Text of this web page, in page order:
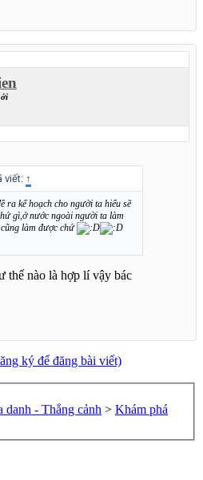
viết: ↑
ra kế hoạch cho người ta hiểu sẽ
gì,ở nước ngoài người ta làm
làm được chứ
thế nào là hợp lí vậy bác
ký để đăng bài viết)
danh - Thắng cảnh > Khám phá